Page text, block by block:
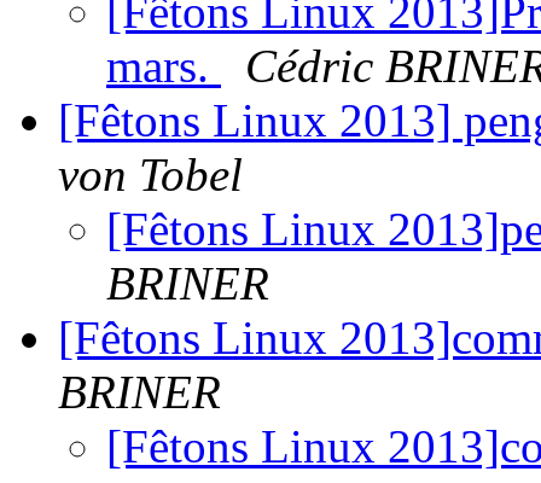
[Fêtons Linux
mars.
Cédric
[Fêtons Linux 2013]
von Tobel
[Fêtons Linux
BRINER
[Fêtons Linux
BRINER
[Fêtons Linux